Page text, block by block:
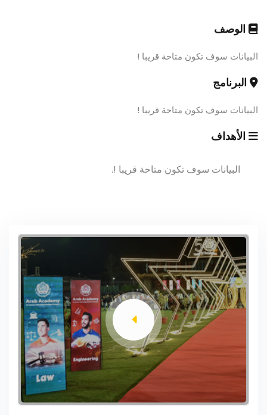
الوصف
البيانات سوف تكون متاحة قريبا !
البرنامج
البيانات سوف تكون متاحة قريبا !
الأهداف
البيانات سوف تكون متاحة قريبا !.